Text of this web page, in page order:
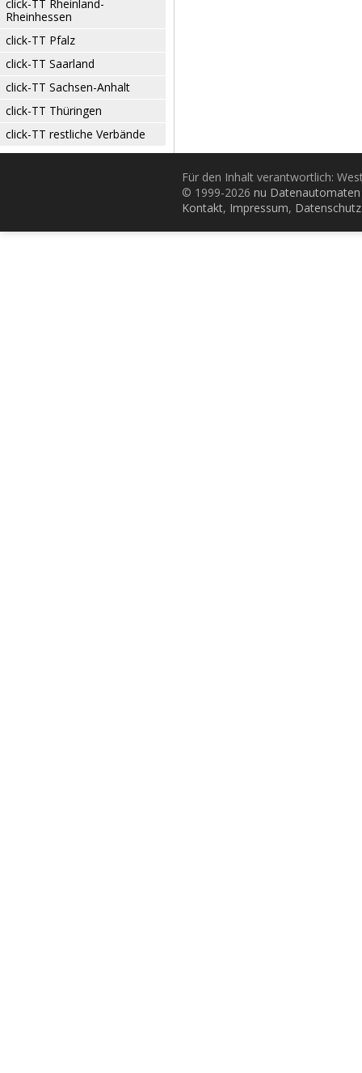
click-TT Rheinland-
Rheinhessen
click-TT Pfalz
click-TT Saarland
click-TT Sachsen-Anhalt
click-TT Thüringen
click-TT restliche Verbände
Für den Inhalt verantwortlich:
© 1999-2026 nu
Kontakt, Impressum, Datenschutz